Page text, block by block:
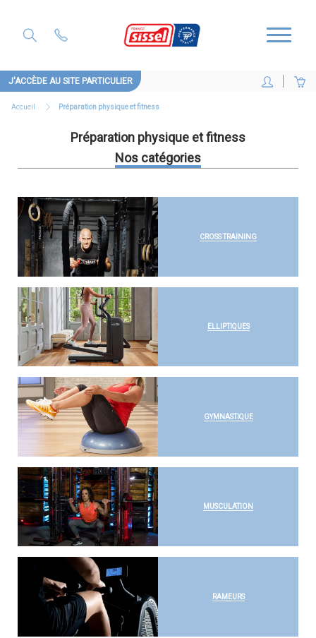
J'ACCÈDE AU SITE PARTICULIER
Accueil Préparation physique et fitness
Préparation physique et fitness
Nos catégories
CROSS TRAINING
ELLIPTIQUES
GYMNASTIQUE
MUSCULATION
RAMEURS